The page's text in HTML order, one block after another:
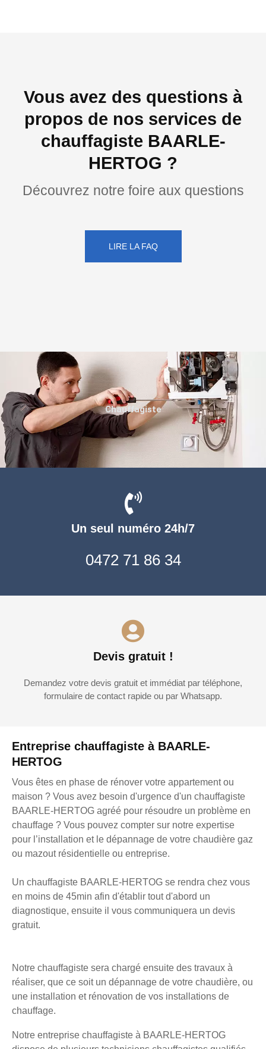
Vous avez des questions à
propos de nos services de
chauffagiste BAARLE-
HERTOG ?
Découvrez notre foire aux questions
LIRE LA FAQ
Entreprise chauffagiste à BAARLE-
HERTOG
Vous êtes en phase de rénover votre appartement ou
maison ? Vous avez besoin d'urgence d'un chauffagiste
BAARLE-HERTOG agréé pour résoudre un problème en
chauffage ? Vous pouvez compter sur notre expertise
pour l’installation et le dépannage de votre chaudière gaz
ou mazout résidentielle ou entreprise.
Un chauffagiste BAARLE-HERTOG se rendra chez vous
en moins de 45min afin d'établir tout d'abord un
diagnostique, ensuite il vous communiquera un devis
gratuit.
Notre chauffagiste sera chargé ensuite des travaux à
réaliser, que ce soit un dépannage de votre chaudière, ou
une installation et rénovation de vos installations de
chauffage.
Notre entreprise chauffagiste à BAARLE-HERTOG
Un seul numéro 24h/7
0472 71 86 34
Devis gratuit !
Demandez votre devis gratuit et immédiat par téléphone,
formulaire de contact rapide ou par Whatsapp.
Chauffagiste